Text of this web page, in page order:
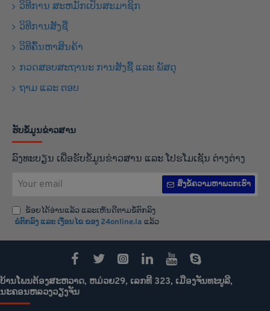
ວິທີການ ສະຫມັກເປັນສະມາຊິກ
ວິທີການສັງຊື່
ວິທີຄົ້ນຫາສິນຄ້າ
ກວດສອບສະຖານະ ການສັງຊື້ ແລະ ພັສດຸ
ຖາມ ແລະ ຕອບ
ຮັບຂໍ້ມູນຂ່າວສານ
ລົງທະບຽນ ເພື່ອຮັບຂໍ້ມູນຂ່າວສານ ແລະ ໂປຮໂມເຊັນ ຕ່າງຕ່າງ
email
ສົ່ງຂໍ້ຄວາມຫາພວກເຮົາ
ຂ້ອຍໄດ້ອ່ານແລ້ວ ແລະເຫັນດີຕາມຂໍ້ຕົກລົງ
ຂໍຕົກລົງ ແລະ ເງືອນໄຂ ຂອງ 24online.la ແລ້ວ
ບ້ານໂພນຕ້ອງສະຫວາດ, ຫມ່ວຍ29, ເລກທີ 323, ເມືອງຈັນທະບູລີ,
ນະຄອນຫລວງວຽງຈັນ